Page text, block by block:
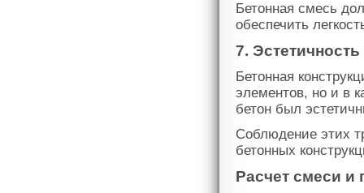
Бетонная смесь
обеспечить
7. Эстетичность
Бетонная
элементов, но и в
бетон был
Соблюдение этих
бетонных
Расчет смеси и